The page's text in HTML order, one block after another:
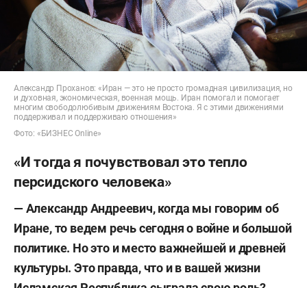
Александр Проханов: «Иран — это не просто громадная цивилизация, но
и духовная, экономическая, военная мощь. Иран помогал и помогает
многим свободолюбивым движениям Востока. Я с этими движениями
поддерживал и поддерживаю отношения»
Фото: «БИЗНЕС Online»
«И тогда я почувствовал это тепло
персидского человека»
— Александр Андреевич, когда мы говорим об
Иране, то ведем речь сегодня о войне и большой
политике. Но это и место важнейшей и древней
культуры. Это правда, что и в вашей жизни